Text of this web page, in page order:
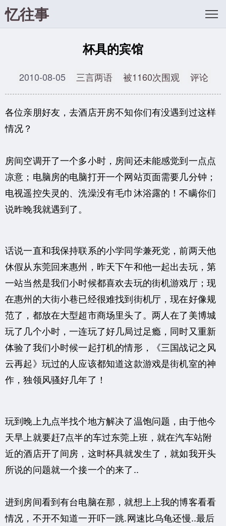
忆往事
杯具的宾馆
2010-08-05 三言两语 被1160次围观 评论
各位亲朋好友，去酒店开房不知你们有没遇到过这样
情况？
房间空调开了一个多小时，房间还未能感觉到一点点
凉意；电脑房的电脑打开一个网站页面需要几分钟；
电视遥控失灵的、洗澡没有毛巾沐浴露的！不瞒你们
说昨晚我就遇到了。
话说一直和我保持联系的小学同学兼死党，前两天他
休假从东莞回来惠州，昨天下午和他一起出去玩，第
一站当然是我们小时候都喜欢去玩的街机游戏厅；现
在惠州的大街小巷已经很难找到街机厅，现在好像规
范了，都放在大型超市商场里头了。两人在了美博城
玩了几个小时，一连玩了好几局过足瘾，同时又重新
体验了我们小时候一起打机的情形，《三国战记之风
云再起》玩过的人应该都知道这款游戏是街机室的神
作，独领风骚好几年了！
玩到晚上九点半找个地方解决了温饱问题，由于他今
天早上就要赶7点半的车过东莞上班，就在汽车站附
近的酒店开了间房，这时杯具就发生了，就如我开头
所说的问题就一个接一个的来了..
进到房间看到有台电脑在那，就想上上我的博客看看
情况，不开不知道一开吓一跳.网速比乌龟还慢..最后